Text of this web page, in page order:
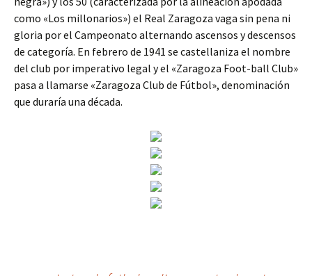
como «Los millonarios») el Real Zaragoza vaga sin pena ni
gloria por el Campeonato alternando ascensos y descensos
de categoría. En febrero de 1941 se castellaniza el nombre
del club por imperativo legal y el «Zaragoza Foot-ball Club»
pasa a llamarse «Zaragoza Club de Fútbol», denominación
que duraría una década.